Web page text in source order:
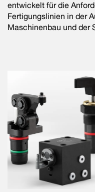
entwickelt für die
Fertigungslinien in der
Maschinenbau und der